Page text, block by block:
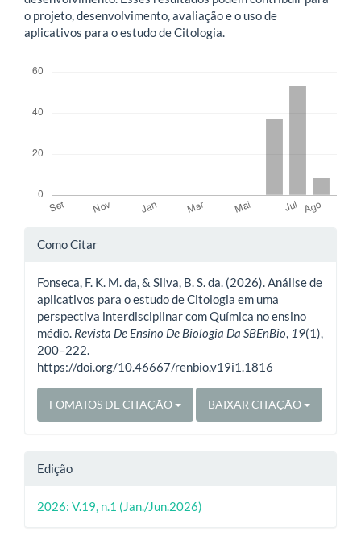
o projeto, desenvolvimento, avaliação e o uso de
aplicativos para o estudo de Citologia.
Detalhes
artigo
Como Citar
Fonseca, F. K. M. da, & Silva, B. S. da. (2026). Análise de
aplicativos para o estudo de Citologia em uma
perspectiva interdisciplinar com Química no ensino
médio. Revista De Ensino De Biologia Da SBEnBio, 19(1),
200–222.
https://doi.org/10.46667/renbio.v19i1.1816
FOMATOS DE CITAÇÃO BAIXAR CITAÇÃO
Edição
2026: V.19, n.1 (Jan./Jun.2026)